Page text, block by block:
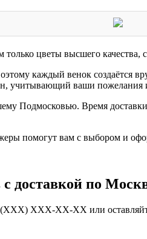
цветы высшего качества,
каждый венок
учитывающий ваши пожелания
Подмосковью. Время
помогут вам с выбором и
доставкой по
XXX-XX-XX или